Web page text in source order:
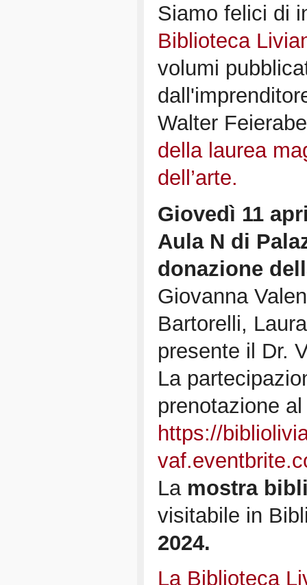
Siamo felici di
Biblioteca
volumi
Walter
della laurea
dell’arte.
Giovedì 11
Aula N di
donazione
Giovanna
Bartorelli,
presente il Dr.
La
prenotazione
https://
La mostra
visitabile in
2024.
La Biblioteca